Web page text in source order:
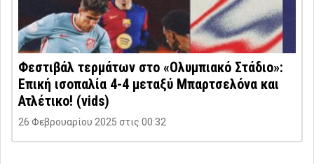
Φεστιβάλ τερμάτων στο «Ολυμπιακό Στάδιο»:
Επική ισοπαλία 4-4 μεταξύ Μπαρτσελόνα και
Ατλέτικο! (vids)
26 Φεβρουαρίου 2025 στις 00:32